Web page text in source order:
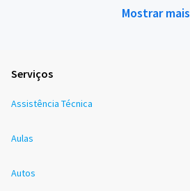
Mostrar mais
Serviços
Assistência Técnica
Aulas
Autos